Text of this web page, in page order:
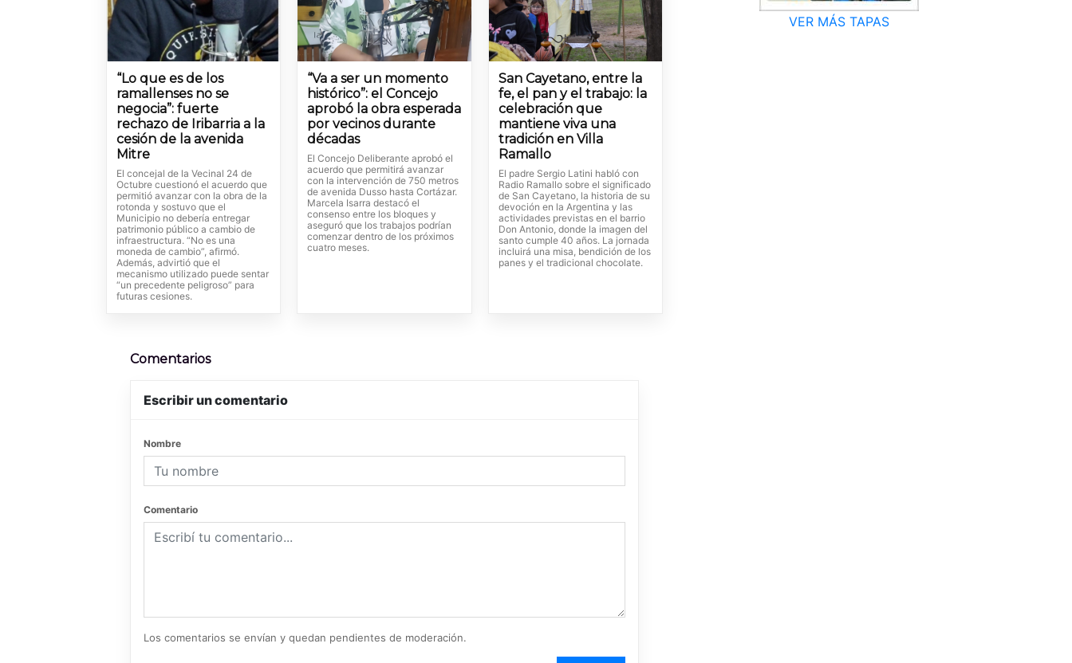
“Lo que es de los
ramallenses no se
negocia”: fuerte
rechazo de Iribarria a la
cesión de la avenida
Mitre
El concejal de la Vecinal 24 de
Octubre cuestionó el acuerdo que
permitió avanzar con la obra de la
rotonda y sostuvo que el
Municipio no debería entregar
patrimonio público a cambio de
infraestructura. “No es una
moneda de cambio”, afirmó.
Además, advirtió que el
mecanismo utilizado puede sentar
“un precedente peligroso” para
futuras cesiones.
“Va a ser un momento
histórico”: el Concejo
aprobó la obra esperada
por vecinos durante
décadas
El Concejo Deliberante aprobó el
acuerdo que permitirá avanzar
con la intervención de 750 metros
de avenida Dusso hasta Cortázar.
Marcela Isarra destacó el
consenso entre los bloques y
aseguró que los trabajos podrían
comenzar dentro de los próximos
cuatro meses.
San Cayetano, entre la
fe, el pan y el trabajo: la
celebración que
mantiene viva una
tradición en Villa
Ramallo
El padre Sergio Latini habló con
Radio Ramallo sobre el significado
de San Cayetano, la historia de su
devoción en la Argentina y las
actividades previstas en el barrio
Don Antonio, donde la imagen del
santo cumple 40 años. La jornada
incluirá una misa, bendición de los
panes y el tradicional chocolate.
Comentarios
Escribir un comentario
Nombre
Comentario
Los comentarios se envían y quedan pendientes de moderación.
VER MÁS TAPAS